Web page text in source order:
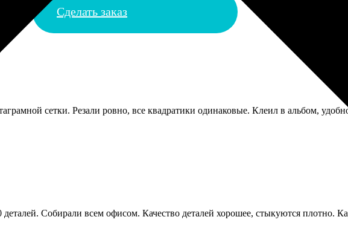
Сделать заказ
сетки. Резали ровно, все квадратики одинаковые. Клеил в альбом,
деталей. Собирали всем офисом. Качество деталей хорошее, стыкуются плотно.